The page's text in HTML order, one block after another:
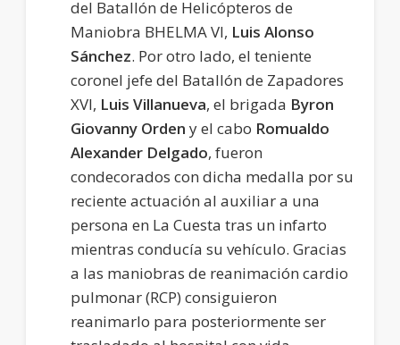
del Batallón de Helicópteros de
Maniobra BHELMA VI, Luis Alonso
Sánchez. Por otro lado, el teniente
coronel jefe del Batallón de Zapadores
XVI, Luis Villanueva, el brigada Byron
Giovanny Orden y el cabo Romualdo
Alexander Delgado, fueron
condecorados con dicha medalla por su
reciente actuación al auxiliar a una
persona en La Cuesta tras un infarto
mientras conducía su vehículo. Gracias
a las maniobras de reanimación cardio
pulmonar (RCP) consiguieron
reanimarlo para posteriormente ser